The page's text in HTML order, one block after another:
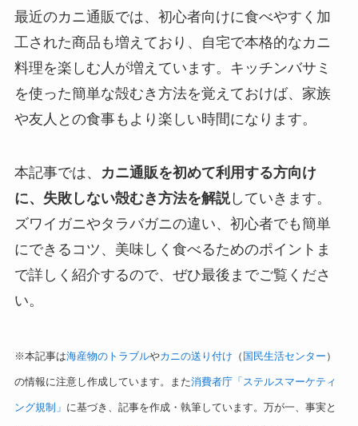
最近のカニ通販では、初心者向けに食べやすく加
工された商品も増えており、自宅で本格的なカニ
料理を楽しむ人が増えています。キッチンバサミ
を使った簡単な殻むき方法を覚えておけば、家族
や友人との食事もより楽しい時間になります。
本記事では、
カニ通販を初めて利用する方向け
に、失敗しない殻むき方法を解説していきます。
ズワイガニやタラバガニの違い、初心者でも簡単
にできるコツ、美味しく食べるためのポイントま
で詳しく紹介するので、ぜひ最後までご覧くださ
い。
※本記事は海産物のトラブルやカニの送り付け （ 国民生活センター ）
の情報に注意し作成しています。また消費者庁「ステルスマーケティ
ング規制」 に基づき、記事を作成・執筆しています。万が一、事実と